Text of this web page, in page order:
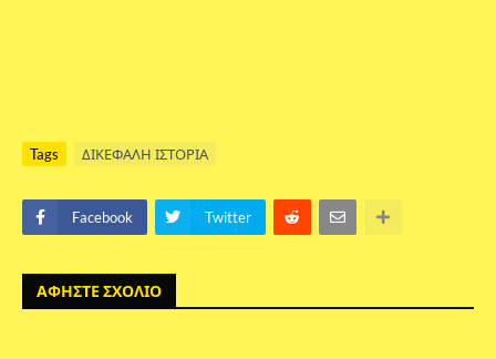
Tags ΔΙΚΕΦΑΛΗ ΙΣΤΟΡΙΑ
Facebook Twitter
ΑΦΗΣΤΕ ΣΧΟΛΙΟ